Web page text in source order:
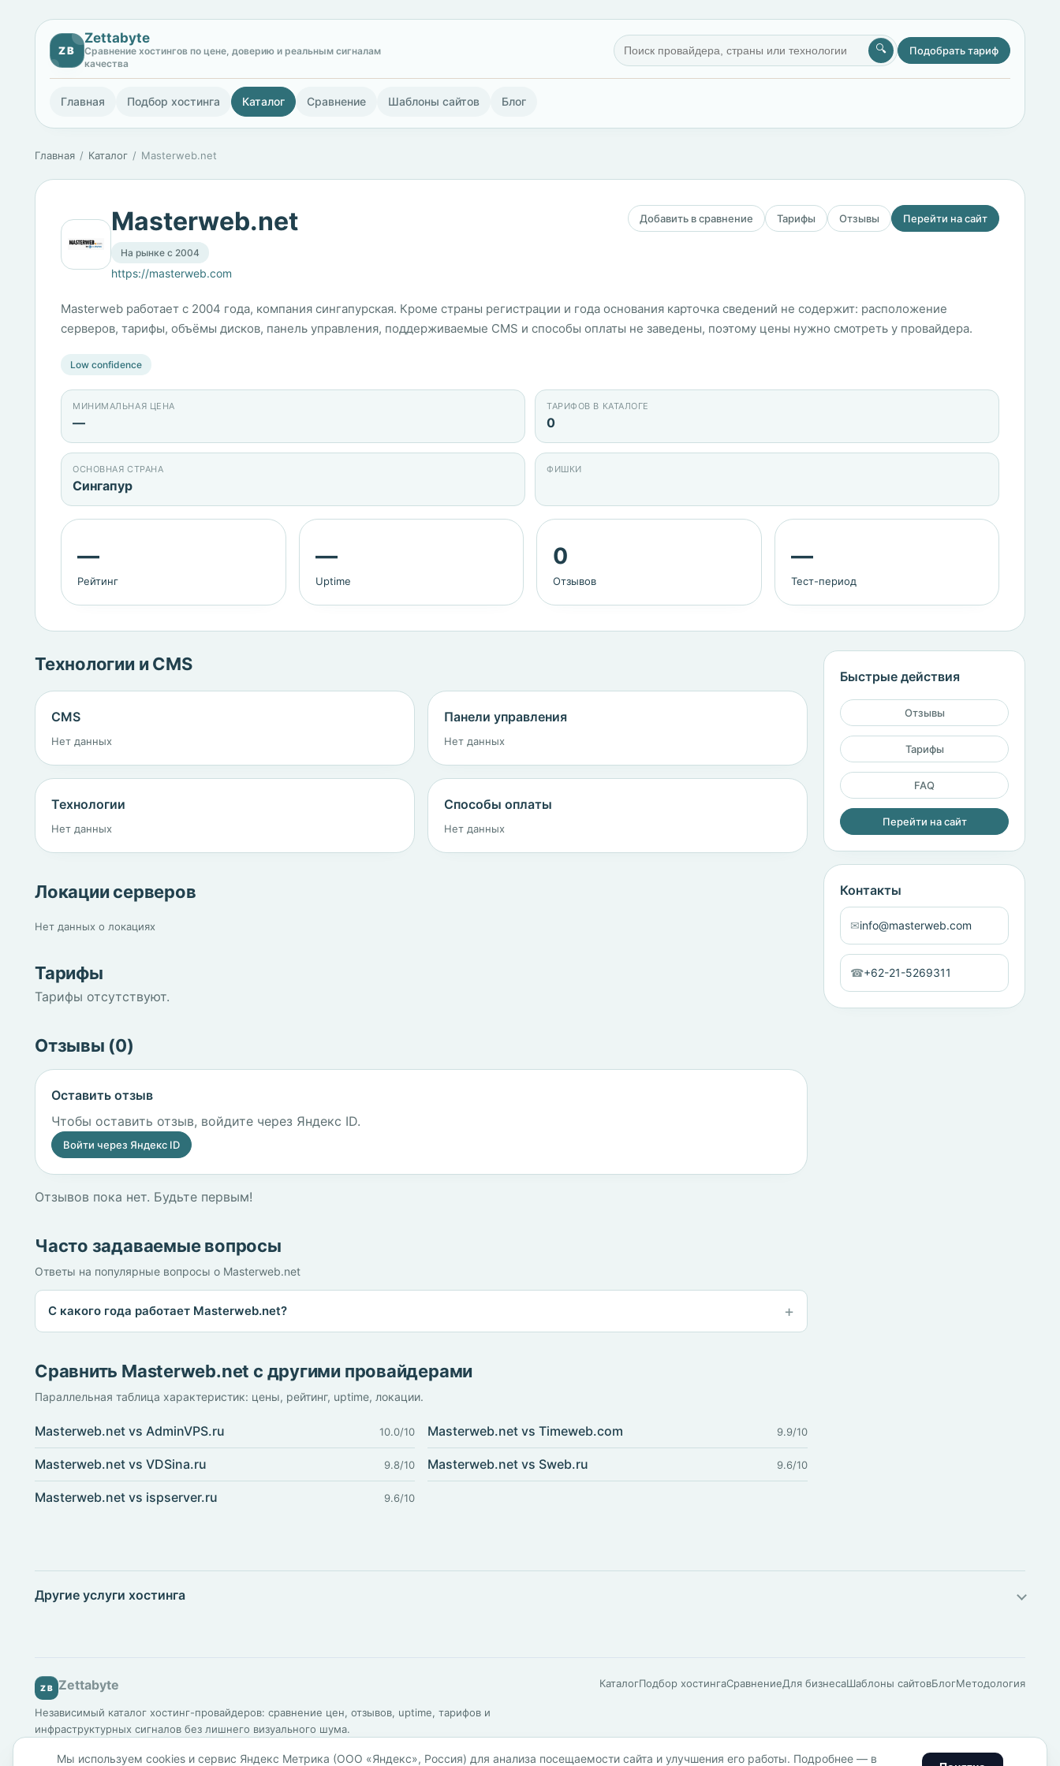
ZB
Zettabyte
Сравнение хостингов по цене, доверию и реальным сигналам
качества
🔍 Подобрать тариф
Главная Подбор хостинга Каталог Сравнение Шаблоны сайтов Блог
Главная Каталог Masterweb.net
Masterweb.net
На рынке с 2004
https://masterweb.com
Добавить в сравнение Тарифы Отзывы Перейти на сайт
Masterweb работает с 2004 года, компания сингапурская. Кроме страны регистрации и года основания карточка сведений не содержит: расположение
серверов, тарифы, объёмы дисков, панель управления, поддерживаемые CMS и способы оплаты не заведены, поэтому цены нужно смотреть у провайдера.
Low confidence
МИНИМАЛЬНАЯ ЦЕНА
—
ТАРИФОВ В КАТАЛОГЕ
0
ОСНОВНАЯ СТРАНА
Сингапур
ФИШКИ
—
Рейтинг
—
Uptime
0
Отзывов
—
Тест-период
Технологии и CMS
CMS
Нет данных
Панели управления
Нет данных
Технологии
Нет данных
Способы оплаты
Нет данных
Локации серверов
Нет данных о локациях
Тарифы
Тарифы отсутствуют.
Отзывы (0)
Оставить отзыв
Чтобы оставить отзыв, войдите через Яндекс ID.
Войти через Яндекс ID
Отзывов пока нет. Будьте первым!
Часто задаваемые вопросы
Ответы на популярные вопросы о Masterweb.net
С какого года работает Masterweb.net?
Сравнить Masterweb.net с другими провайдерами
Параллельная таблица характеристик: цены, рейтинг, uptime, локации.
Masterweb.net vs AdminVPS.ru 10.0/10 Masterweb.net vs Timeweb.com 9.9/10
Masterweb.net vs VDSina.ru 9.8/10 Masterweb.net vs Sweb.ru 9.6/10
Masterweb.net vs ispserver.ru 9.6/10
Быстрые действия
Отзывы
Тарифы
FAQ
Перейти на сайт
Контакты
✉info@masterweb.com
☎+62-21-5269311
Другие услуги хостинга
ZB Zettabyte
Независимый каталог хостинг-провайдеров: сравнение цен, отзывов, uptime, тарифов и
инфраструктурных сигналов без лишнего визуального шума.
КаталогПодбор хостингаСравнениеДля бизнесаШаблоны сайтовБлогМетодология
Мы используем cookies и сервис Яндекс Метрика (ООО «Яндекс», Россия) для анализа посещаемости сайта и улучшения его работы. Подробнее — в